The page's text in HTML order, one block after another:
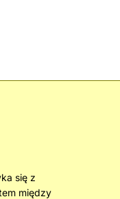
się z
między